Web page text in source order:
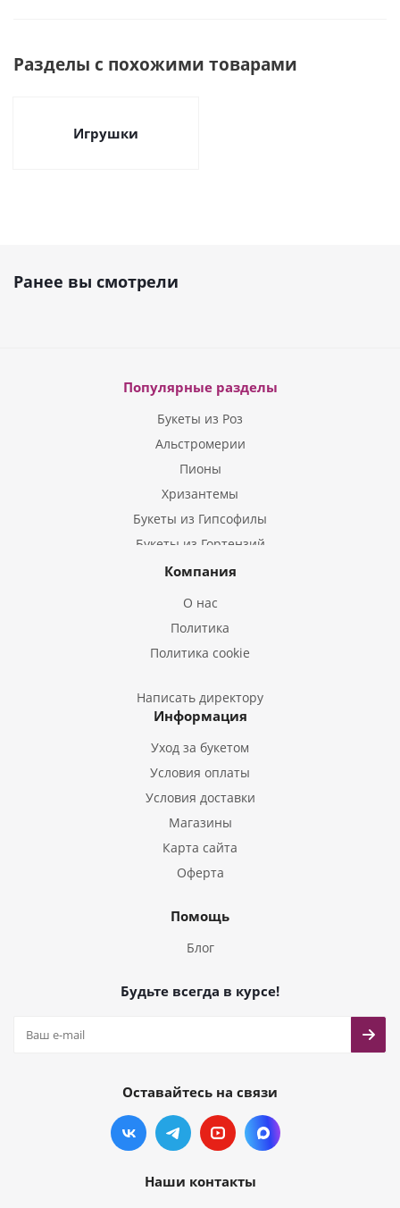
Разделы с похожими товарами
Игрушки
Ранее вы смотрели
Популярные разделы
Букеты из Роз
Альстромерии
Пионы
Хризантемы
Букеты из Гипсофилы
Букеты из Гортензий
Букеты из Ирисов
Букеты из Эустом
Букеты из Гладиолусов
Букеты из Тюльпанов
Компания
О нас
Политика
Политика cookie
Написать директору
Информация
Уход за букетом
Условия оплаты
Условия доставки
Магазины
Карта сайта
Оферта
Помощь
Блог
Будьте всегда в курсе!
Оставайтесь на связи
Наши контакты